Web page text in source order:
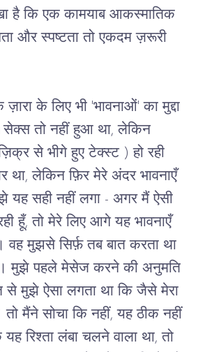
है कि एक कामयाब आकस्मातिक
और स्पष्टता तो एकदम ज़रूरी
ज़ारा के लिए भी 'भावनाओं' का मुद्दा
सेक्स तो नहीं हुआ था, लेकिन
से भीगे हुए टेक्स्ट ) हो रही
था, लेकिन फ़िर मेरे अंदर भावनाएँ
यह सही नहीं लगा - अगर मैं ऐसी
हूँ, तो मेरे लिए आगे यह भावनाएँ
मुझसे सिर्फ़ तब बात करता था
मुझे पहले मेसेज करने की अनुमति
से मुझे ऐसा लगता था कि जैसे मेरा
तो मैंने सोचा कि नहीं, यह ठीक नहीं
रिश्ता लंबा चलने वाला था, तो